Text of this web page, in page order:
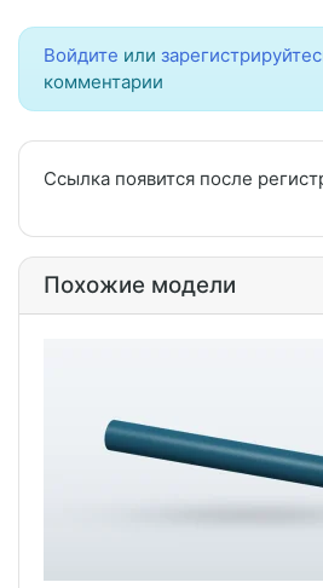
Войдите или
комментарии
Ссылка появится после
Похожие модели